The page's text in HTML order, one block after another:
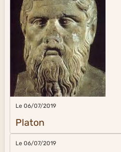
Le 06/07/2019
Platon
Le 06/07/2019